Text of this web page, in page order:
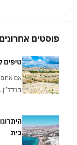
פוסטים אחרונים
טיפים
אם אתם
בית